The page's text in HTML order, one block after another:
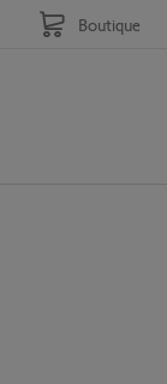
Boutique